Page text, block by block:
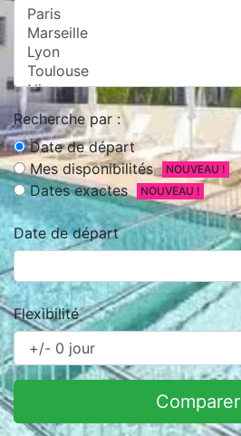
Recherche par :
Date de départ
Mes disponibilités
NOUVEAU !
Dates exactes NOUVEAU !
Date de départ
Flexibilité
Comparer